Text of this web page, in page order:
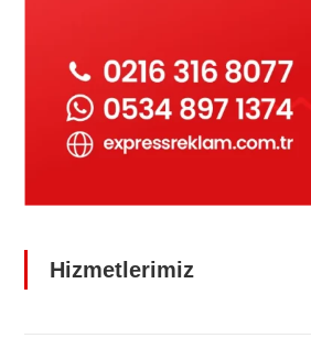
Hizmetlerimiz